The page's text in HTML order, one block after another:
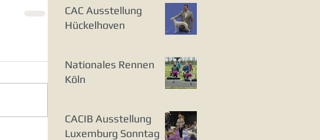
CAC Ausstellung
Hückelhoven
Nationales Rennen
Köln
CACIB Ausstellung
Luxemburg Sonntag